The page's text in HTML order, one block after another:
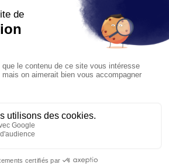
Les reportages d'été 2026 de KTO
La visite pastorale du pape Léon
XIV à Assise à suivre sur KTO le
jeudi 6 août
Le pape en Uruguay, Argentine et
Pérou du 6 au 17 novembre 2026